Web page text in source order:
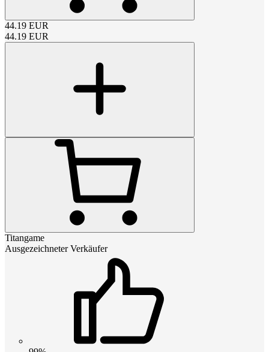
44.19 EUR
44.19 EUR
Titangame
Ausgezeichneter Verkäufer